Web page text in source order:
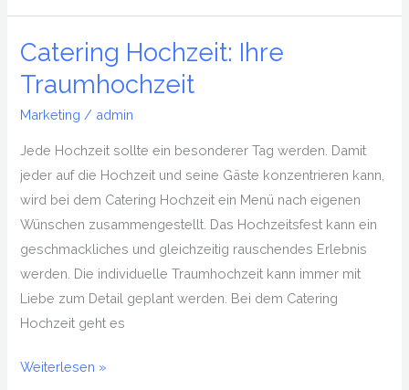
Catering Hochzeit: Ihre
Traumhochzeit
Marketing / admin
Jede Hochzeit sollte ein besonderer Tag werden. Damit
jeder auf die Hochzeit und seine Gäste konzentrieren kann,
wird bei dem Catering Hochzeit ein Menü nach eigenen
Wünschen zusammengestellt. Das Hochzeitsfest kann ein
geschmackliches und gleichzeitig rauschendes Erlebnis
werden. Die individuelle Traumhochzeit kann immer mit
Liebe zum Detail geplant werden. Bei dem Catering
Hochzeit geht es
Catering
Hochzeit:
Ihre
Traumhochzeit
Weiterlesen »